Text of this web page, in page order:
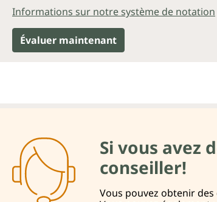
Informations sur notre système de notation
Évaluer maintenant
Si vous avez
conseiller!
Vous pouvez obtenir